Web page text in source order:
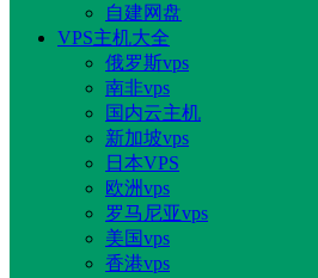
自建网盘
VPS主机大全
俄罗斯vps
南非vps
国内云主机
新加坡vps
日本VPS
欧洲vps
罗马尼亚vps
美国vps
香港vps